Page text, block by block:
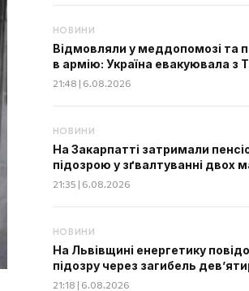
НОВИНИ
Відмовляли у меддопомозі та
в армію: Україна евакуювала з
21:48 | 6.08.2026
НОВИНИ
На Закарпатті затримали
підозрою у зґвалтуванні двох
21:35 | 6.08.2026
НОВИНИ
На Львівщині енергетику
підозру через загибель
21:18 | 6.08.2026